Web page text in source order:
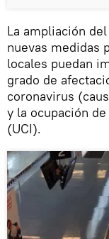
La ampliación
nuevas medidas
locales puedan
grado de
coronavirus
y la ocupación
(UCI).